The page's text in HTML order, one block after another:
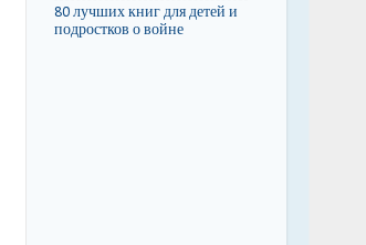
80 лучших книг для детей и
подростков о войне